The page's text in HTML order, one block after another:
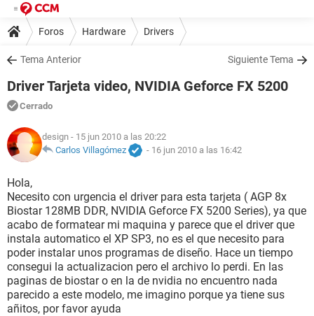
Foros Hardware Drivers
Tema Anterior Siguiente Tema
Driver Tarjeta video, NVIDIA Geforce FX 5200
Cerrado
design - 15 jun 2010 a las 20:22
Carlos Villagómez
- 16 jun 2010 a las 16:42
Hola,
Necesito con urgencia el driver para esta tarjeta ( AGP 8x
Biostar 128MB DDR, NVIDIA Geforce FX 5200 Series), ya que
acabo de formatear mi maquina y parece que el driver que
instala automatico el XP SP3, no es el que necesito para
poder instalar unos programas de diseño. Hace un tiempo
consegui la actualizacion pero el archivo lo perdi. En las
paginas de biostar o en la de nvidia no encuentro nada
parecido a este modelo, me imagino porque ya tiene sus
añitos, por favor ayuda